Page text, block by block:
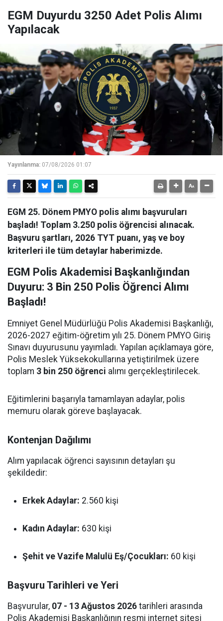
EGM Duyurdu 3250 Adet Polis Alımı
Yapılacak
Yayınlanma: 07/08/2026 01:07
EGM 25. Dönem PMYO polis alımı başvuruları
başladı! Toplam 3.250 polis öğrencisi alınacak.
Başvuru şartları, 2026 TYT puanı, yaş ve boy
kriterleri ile tüm detaylar haberimizde.
EGM Polis Akademisi Başkanlığından
Duyuru: 3 Bin 250 Polis Öğrenci Alımı
Başladı!
Emniyet Genel Müdürlüğü Polis Akademisi Başkanlığı,
2026-2027 eğitim-öğretim yılı 25. Dönem PMYO Giriş
Sınavı duyurusunu yayımladı. Yapılan açıklamaya göre,
Polis Meslek Yüksekokullarına yetiştirilmek üzere
toplam 3 bin 250 öğrenci alımı gerçekleştirilecek.
Eğitimlerini başarıyla tamamlayan adaylar, polis
memuru olarak göreve başlayacak.
Kontenjan Dağılımı
Alım yapılacak öğrenci sayısının detayları şu
şekildedir:
Erkek Adaylar: 2.560 kişi
Kadın Adaylar: 630 kişi
Şehit ve Vazife Malulü Eş/Çocukları: 60 kişi
Başvuru Tarihleri ve Yeri
Başvurular, 07 - 13 Ağustos 2026 tarihleri arasında
Polis Akademisi Başkanlığının resmi internet sitesi